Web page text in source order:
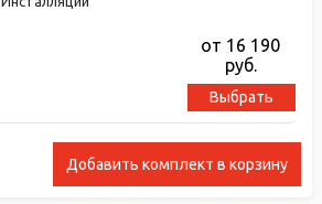
Добавить комплект в корзину
от 16 190
руб.
Выбрать